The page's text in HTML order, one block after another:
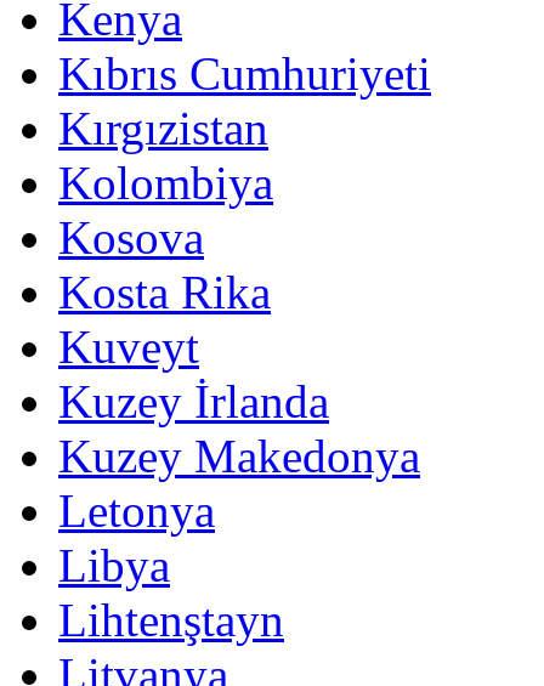
Kenya
Kıbrıs Cumhuriyeti
Kırgızistan
Kolombiya
Kosova
Kosta Rika
Kuveyt
Kuzey İrlanda
Kuzey Makedonya
Letonya
Libya
Lihtenştayn
Litvanya